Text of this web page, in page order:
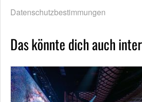
Datenschutzbestimmungen
Das könnte dich auch